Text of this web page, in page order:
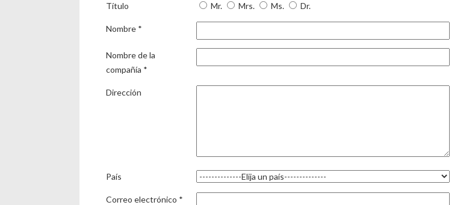
Título Mr. Mrs. Ms. Dr.
Nombre *
Nombre de la
compañía *
Dirección
País
Correo electrónico *